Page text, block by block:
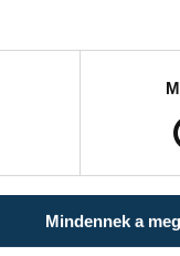
Mindennek a
BALATON